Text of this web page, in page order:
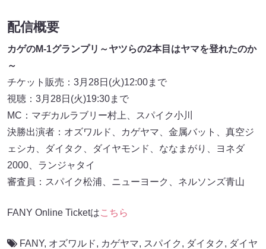
配信概要
カゲのM-1グランプリ～ヤツらの2本目はヤマを登れたのか
～
チケット販売：3月28日(火)12:00まで
視聴：3月28日(火)19:30まで
MC：マヂカルラブリー村上、スパイク小川
決勝出演者：オズワルド、カゲヤマ、金属バット、真空ジ
ェシカ、ダイタク、ダイヤモンド、ななまがり、ヨネダ
2000、ランジャタイ
審査員：スパイク松浦、ニューヨーク、ネルソンズ青山
FANY Online Ticketはこちら
FANY, オズワルド, カゲヤマ, スパイク , ダイタク , ダイヤ